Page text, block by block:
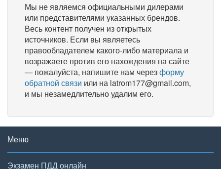
Мы не являемся официальными дилерами
или представителями указанных брендов.
Весь контент получен из открытых
источников. Если вы являетесь
правообладателем какого-либо материала и
возражаете против его нахождения на сайте
— пожалуйста, напишите нам черезформу
обратной связи или на latrom177@gmail.com,
и мы незамедлительно удалим его.
Меню
Экзамен ПДД онлайн